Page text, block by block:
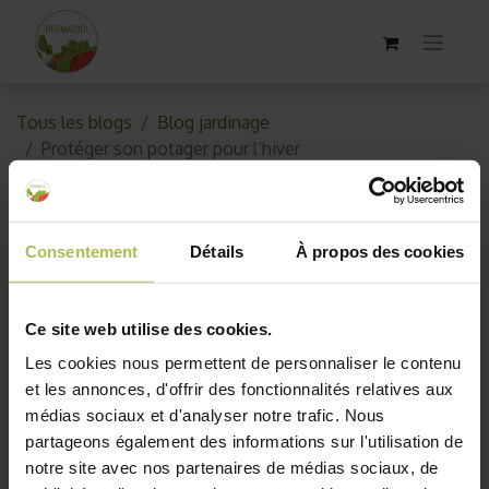
Consentement Détails À propos des cookies
Ce site web utilise des cookies.
Les cookies nous permettent de personnaliser le contenu
et les annonces, d'offrir des fonctionnalités relatives aux
médias sociaux et d'analyser notre trafic. Nous
partageons également des informations sur l'utilisation de
notre site avec nos partenaires de médias sociaux, de
Tous les blogs
Blog jardinage
Protéger son potager pour l’hiver
Protéger son potager pour l’hiver
31 octobre 2017 parAKO10_old